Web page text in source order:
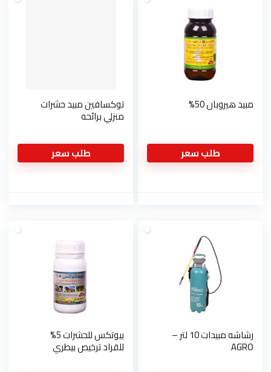
مبيد هيروبان 50%
طلب سعر
توكسافين مبيد حشرات
منزلي برائحه
طلب سعر
رشاشه مبيدات 10 لتر –
AGRO
بيوتكس للحشرات 5%
للقراد ترخيص بيطري